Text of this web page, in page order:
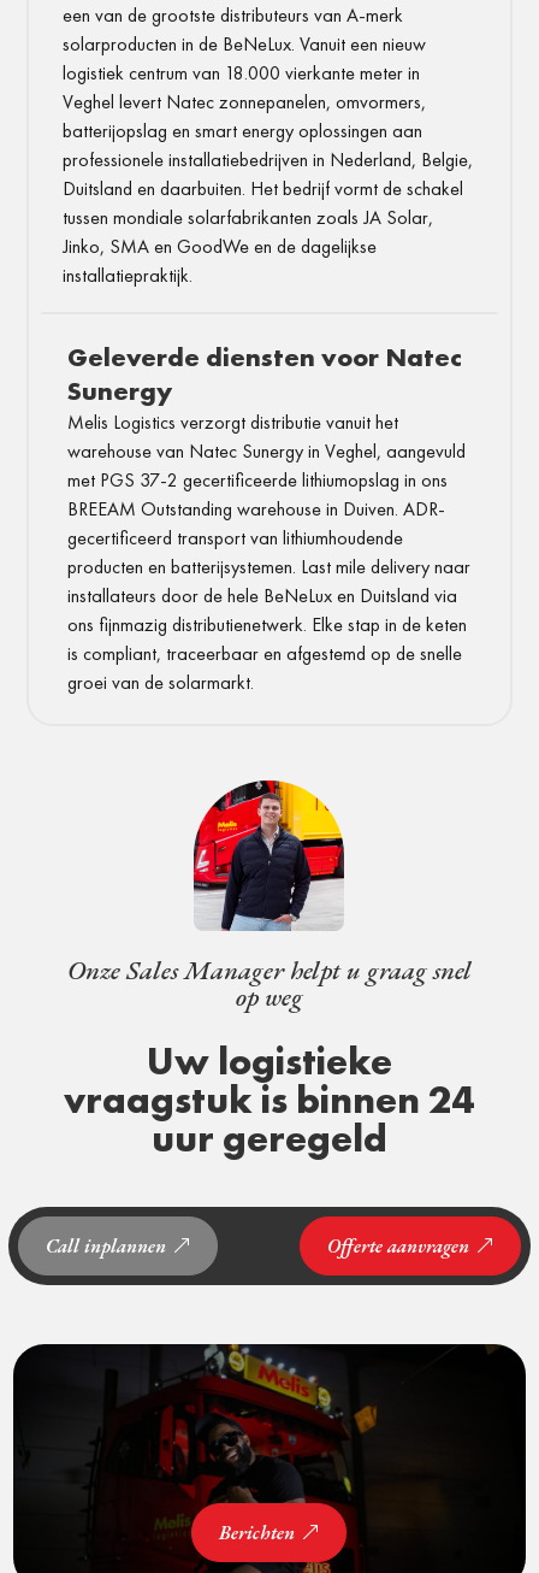
een van de grootste distributeurs van A-merk
solarproducten in de BeNeLux. Vanuit een nieuw
logistiek centrum van 18.000 vierkante meter in
Veghel levert Natec zonnepanelen, omvormers,
batterijopslag en smart energy oplossingen aan
professionele installatiebedrijven in Nederland, Belgie,
Duitsland en daarbuiten. Het bedrijf vormt de schakel
tussen mondiale solarfabrikanten zoals JA Solar,
Jinko, SMA en GoodWe en de dagelijkse
installatiepraktijk.
Geleverde diensten voor Natec
Sunergy
Melis Logistics verzorgt distributie vanuit het
warehouse van Natec Sunergy in Veghel, aangevuld
met PGS 37-2 gecertificeerde lithiumopslag in ons
BREEAM Outstanding warehouse in Duiven. ADR-
gecertificeerd transport van lithiumhoudende
producten en batterijsystemen. Last mile delivery naar
installateurs door de hele BeNeLux en Duitsland via
ons fijnmazig distributienetwerk. Elke stap in de keten
is compliant, traceerbaar en afgestemd op de snelle
groei van de solarmarkt.
Onze Sales Manager helpt u graag snel
op weg
Uw logistieke
vraagstuk is binnen 24
uur geregeld
Call inplannen Offerte aanvragen
Berichten